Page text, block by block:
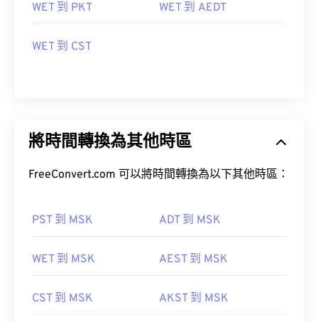
WET 到 PKT WET 到 AEDT
WET 到 CST
將時間轉換為其他時區
FreeConvert.com 可以將時間轉換為以下其他時區：
PST 到 MSK ADT 到 MSK
WET 到 MSK AEST 到 MSK
CST 到 MSK AKST 到 MSK